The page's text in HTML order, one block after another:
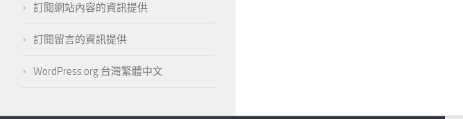
訂閱網站內容的資訊提供
訂閱留言的資訊提供
WordPress.org 台灣繁體中文